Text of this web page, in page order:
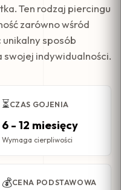
Ten rodzaj piercingu
zarówno wśród
sposób
indywidualności.
⏳CZAS GOJENIA
6 - 12 miesięcy
Wymaga cierpliwości
💰CENA PODSTAWOWA